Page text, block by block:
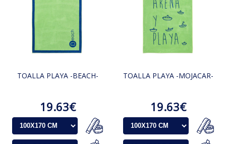
TOALLA PLAYA -BEACH-
19.63€
TOALLA PLAYA -MOJACAR-
19.63€